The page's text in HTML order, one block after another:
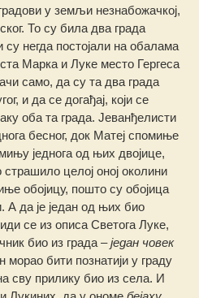
у земљи незнабожачкој,
То су била два града
су негда постојали на обалама
Марка и Луке место Гергеса
само, да су та два града
и да се догађај, који се
оба та града. Јеванђелисти
бесног, док Матеј спомиње
једнога од њих двојице,
страшило целој оној околини
обојицу, пошто су обојица
А да је један од њих био
се из описа Светога Луке,
био из града –један човек
морао бити познатији у граду
на сву прилику био из села. И